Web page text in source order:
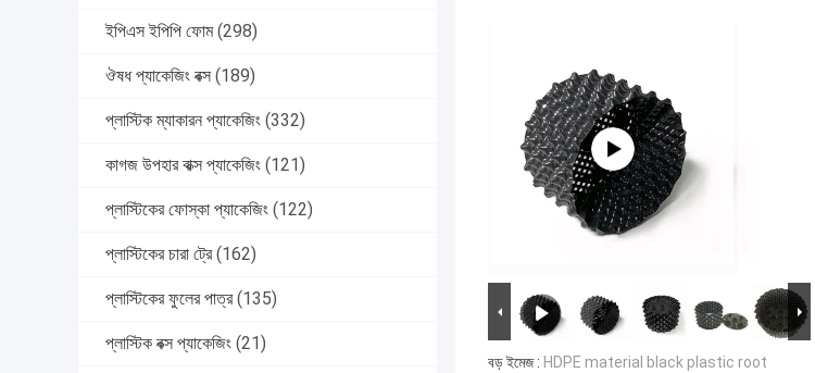
ইপিএস ইপিপি ফোম (298)
ঔষধ প্যাকেজিং বক্স (189)
প্লাস্টিক ম্যাকারন প্যাকেজিং (332)
কাগজ উপহার বাক্স প্যাকেজিং (121)
প্লাস্টিকের ফোস্কা প্যাকেজিং (122)
প্লাস্টিকের চারা ট্রে (162)
প্লাস্টিকের ফুলের পাত্র (135)
প্লাস্টিক বক্স প্যাকেজিং (21)
বড় ইমেজ : HDPE material black plastic root